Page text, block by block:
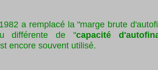
a remplacé la "marge brute
différente de "capacité
encore souvent utilisé.